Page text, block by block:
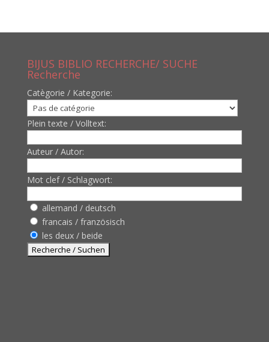
BIJUS BIBLIO RECHERCHE/ SUCHE
Recherche
Catègorie / Kategorie:
Plein texte / Volltext:
Auteur / Autor:
Mot clef / Schlagwort:
allemand / deutsch
francais / französisch
les deux / beide